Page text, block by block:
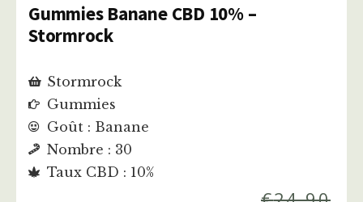
Gummies Banane CBD 10% –
Stormrock
Stormrock
Gummies
Goût : Banane
Nombre : 30
Taux CBD : 10%